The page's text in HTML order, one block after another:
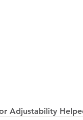
Adjustability